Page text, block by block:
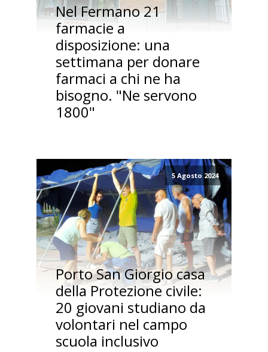
Nel Fermano 21
farmacie a
disposizione: una
settimana per donare
farmaci a chi ne ha
bisogno. "Ne servono
1800"
5 Agosto 2024
Porto San Giorgio casa
della Protezione civile:
20 giovani studiano da
volontari nel campo
scuola inclusivo